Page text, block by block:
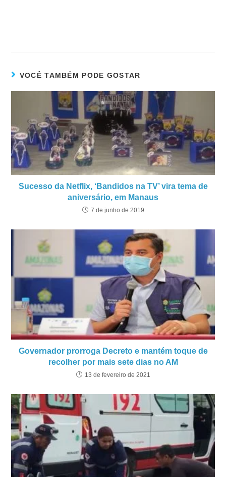
VOCÊ TAMBÉM PODE GOSTAR
Sucesso da Netflix, ‘Bandidos na TV’ vira tema de
aniversário, em Manaus
7 de junho de 2019
Governador prorroga Decreto e mantém toque de
recolher por mais sete dias no AM
13 de fevereiro de 2021